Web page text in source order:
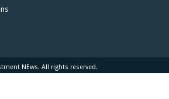
NEws. All rights reserved.